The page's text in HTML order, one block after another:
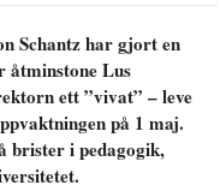
Schantz har gjort en
åtminstone Lus
ett ”vivat” – leve
på 1 maj.
brister i pedagogik,